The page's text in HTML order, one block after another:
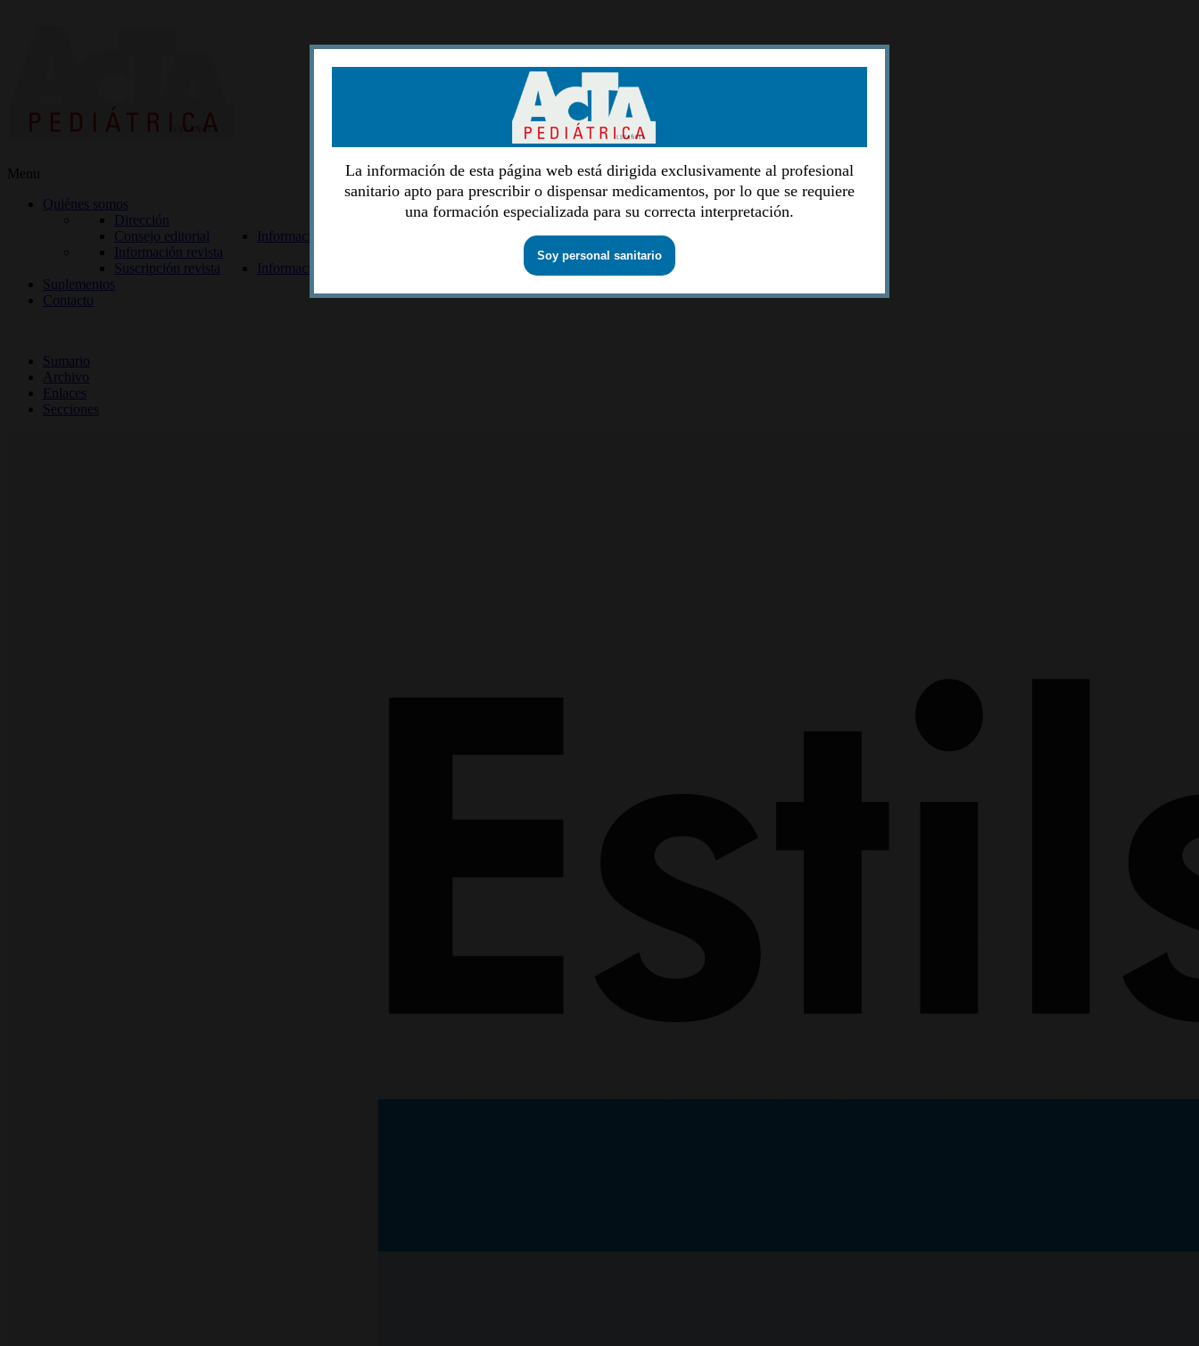
Menu
Quiénes somos
Dirección
Consejo editorial
Información lectores
Información revista
Suscripción revista
Información autores
Suplementos
Contacto
Sumario
Archivo
Enlaces
Secciones
La información de esta página web está dirigida exclusivamente al profesional
sanitario apto para prescribir o dispensar medicamentos, por lo que se requiere
una formación especializada para su correcta interpretación.
Soy personal sanitario